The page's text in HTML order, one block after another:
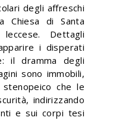
degli affreschi
Chiesa di Santa
Dettagli
i disperati
il dramma degli
sono immobili,
che le
indirizzando
e sui corpi tesi